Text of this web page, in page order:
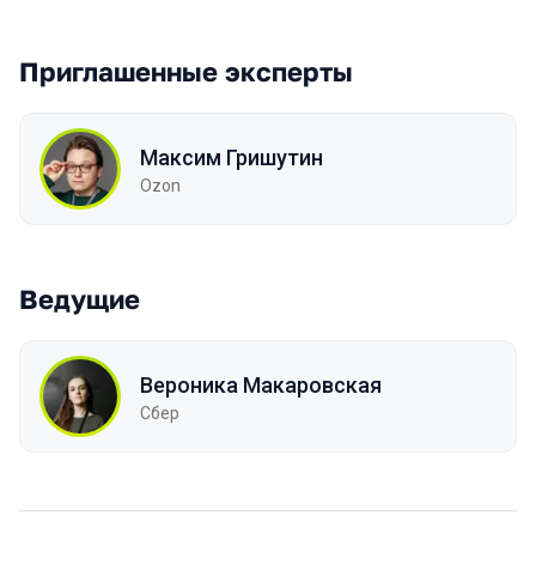
Приглашенные эксперты
Максим Гришутин
Ozon
Ведущие
Вероника Макаровская
Сбер